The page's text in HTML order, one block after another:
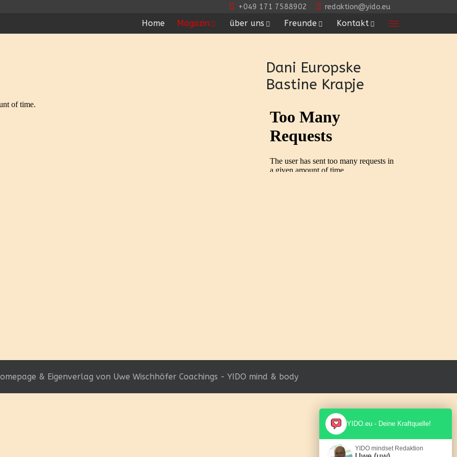
+049 171 7588902 redaktion@yido.eu
Home Magazin über uns Freunde Kontakt
Dani Europske
Bastine Krapje
& Eigenverlag von Uwe Wischhöfer Coachings - YIDO mind & body
YIDO.eu - Deine Kraftquelle!
YIDO mindset Redaktion